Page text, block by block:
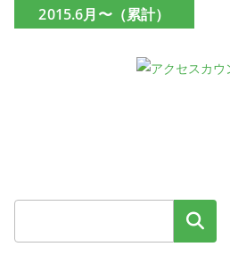
2015.6月〜（累計）
検索